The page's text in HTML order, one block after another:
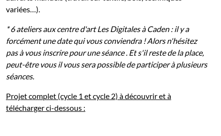
variées…).
* 6 ateliers aux centre d'art Les Digitales à Caden : il y a
forcément une date qui vous conviendra ! Alors n'hésitez
pas à vous inscrire pour une séance . Et s'il reste de la place,
peut-être vous il vous sera possible de participer à plusieurs
séances.
Projet complet (cycle 1 et cycle 2) à découvrir et à
télécharger ci-dessous :